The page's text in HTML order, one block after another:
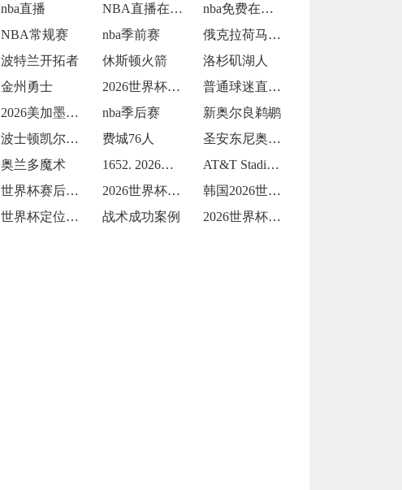
nba直播 NBA直播在线观看
nba免费在线高清直播
NBA常规赛
nba季前赛
俄克拉荷马雷霆
波特兰开拓者
休斯顿火箭
洛杉矶湖人
金州勇士
2026世界杯转播收费过高
普通球迷直呼看不起
2026美加墨世界杯决赛场地提前封闭维护
nba季后赛
新奥尔良鹈鹕
波士顿凯尔特人
费城76人
圣安东尼奥马刺
奥兰多魔术
1652. 2026世界杯：Levi's
AT&T Stadium从橄榄球到足球的
世界杯赛后球迷放生黄鳝钻裤腿
2026世界杯两黄变一红：裁判尺度引发巨
韩国2026世界杯首战能否延续不败？
世界杯定位球战术运用成效显著
战术成功案例 2026世界杯黑马逆袭的战术借鉴